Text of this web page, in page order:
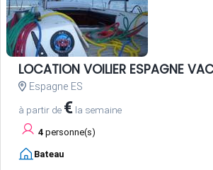
LOCATION VOILIER ESPAGNE
Espagne ES
à partir de € la semaine
4 personne(s)
Bateau